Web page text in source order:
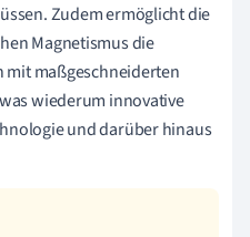
Zudem ermöglicht die
Magnetismus die
mit maßgeschneiderten
wiederum innovative
und darüber hinaus